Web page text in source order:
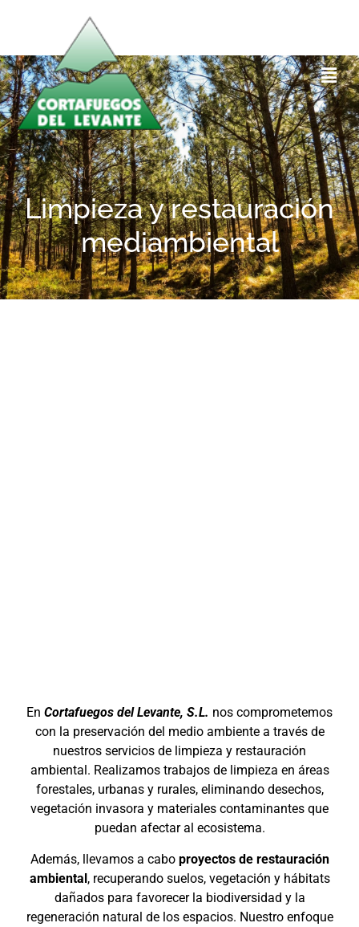
Limpieza y restauración
mediambiental
En Cortafuegos del Levante, S.L. nos comprometemos
con la preservación del medio ambiente a través de
nuestros servicios de limpieza y restauración
ambiental. Realizamos trabajos de limpieza en áreas
forestales, urbanas y rurales, eliminando desechos,
vegetación invasora y materiales contaminantes que
puedan afectar al ecosistema.
Además, llevamos a cabo proyectos de restauración
ambiental, recuperando suelos, vegetación y hábitats
dañados para favorecer la biodiversidad y la
regeneración natural de los espacios. Nuestro enfoque